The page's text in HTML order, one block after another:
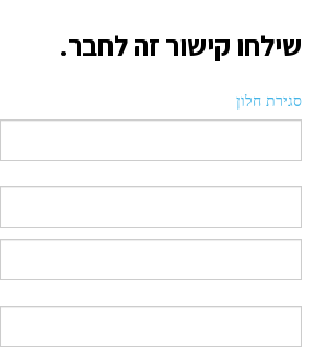
שילחו קישור זה לחבר.
סגירת חלון